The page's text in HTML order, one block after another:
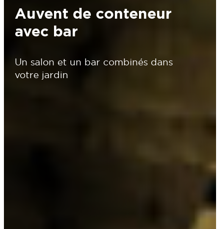
Auvent de conteneur
avec bar
Un salon et un bar combinés dans
votre jardin